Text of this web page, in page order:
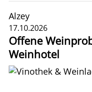
Alzey
17.10.2026
Offene
Weinhotel